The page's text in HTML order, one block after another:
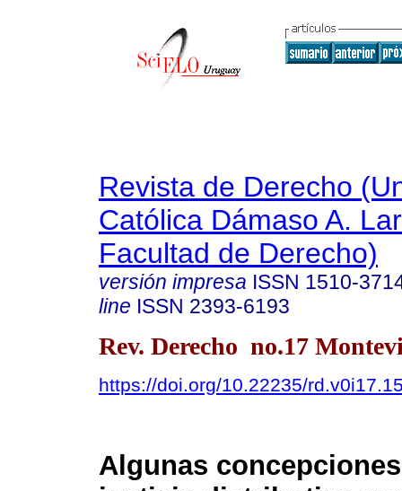
Revista de Derecho
Católica Dámaso A.
Facultad de Derecho)
versión impresa ISSN 1510-
line ISSN 2393-6193
Rev. Derecho no.17
https://doi.org/10.22235/
Algunas